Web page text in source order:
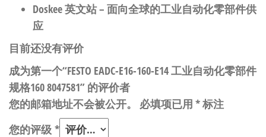
Doskee 英文站– 面向全球的工业自动化零部件供
应
目前还没有评价
成为第一个“FESTO EADC-E16-160-E14 工业自动化零部件
规格160 8047581” 的评价者
您的邮箱地址不会被公开。
必填项已用 *标注
您的评级 *